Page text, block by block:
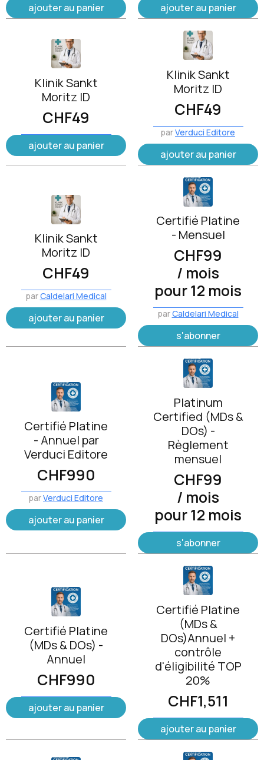
ajouter au panier ajouter au panier
Klinik Sankt
Moritz ID
CHF49
ajouter au panier
Klinik Sankt
Moritz ID
CHF49
parVerduci Editore
ajouter au panier
Klinik Sankt
Moritz ID
CHF49
parCaldelari Medical
ajouter au panier
Certifié Platine
- Mensuel
CHF99
/ mois
pour 12 mois
parCaldelari Medical
s'abonner
Certifié Platine
- Annuel par
Verduci Editore
CHF990
parVerduci Editore
ajouter au panier
Platinum
Certified (MDs &
DOs) -
Règlement
mensuel
CHF99
/ mois
pour 12 mois
s'abonner
Certifié Platine
(MDs & DOs) -
Annuel
CHF990
ajouter au panier
Certifié Platine
(MDs &
DOs)Annuel +
contrôle
d'éligibilité TOP
20%
CHF1,511
ajouter au panier